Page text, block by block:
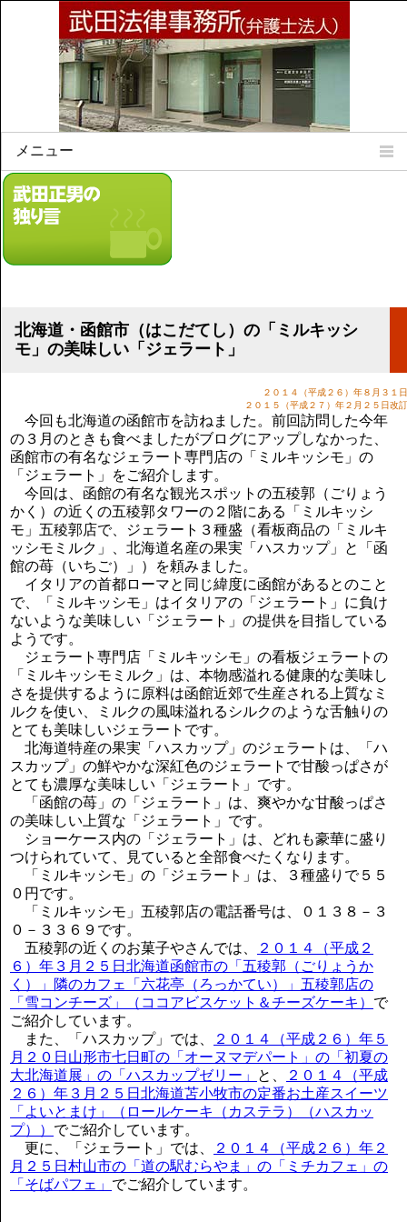
メニュー
Home
所属弁護士
法律相談案内
リンク集
気をつけたい法律のポイント
武田正男の独り言
北海道・函館市（はこだてし）の「ミルキッシ
モ」の美味しい「ジェラート」
２０１４（平成２６）年８月３１日
２０１５（平成２７）年２月２５日改訂
今回も北海道の函館市を訪ねました。前回訪問した今年
の３月のときも食べましたがブログにアップしなかった、
函館市の有名なジェラート専門店の「ミルキッシモ」の
「ジェラート」をご紹介します。
今回は、函館の有名な観光スポットの五稜郭（ごりょう
かく）の近くの五稜郭タワーの２階にある「ミルキッシ
モ」五稜郭店で、ジェラート３種盛（看板商品の「ミルキ
ッシモミルク」、北海道名産の果実「ハスカップ」と「函
館の苺（いちご）」）を頼みました。
イタリアの首都ローマと同じ緯度に函館があるとのこと
で、「ミルキッシモ」はイタリアの「ジェラート」に負け
ないような美味しい「ジェラート」の提供を目指している
ようです。
ジェラート専門店「ミルキッシモ」の看板ジェラートの
「ミルキッシモミルク」は、本物感溢れる健康的な美味し
さを提供するように原料は函館近郊で生産される上質なミ
ルクを使い、ミルクの風味溢れるシルクのような舌触りの
とても美味しいジェラートです。
北海道特産の果実「ハスカップ」のジェラートは、「ハ
スカップ」の鮮やかな深紅色のジェラートで甘酸っぱさが
とても濃厚な美味しい「ジェラート」です。
「函館の苺」の「ジェラート」は、爽やかな甘酸っぱさ
の美味しい上質な「ジェラート」です。
ショーケース内の「ジェラート」は、どれも豪華に盛り
つけられていて、見ていると全部食べたくなります。
「ミルキッシモ」の「ジェラート」は、３種盛りで５５
０円です。
「ミルキッシモ」五稜郭店の電話番号は、０１３８－３
０－３３６９です。
五稜郭の近くのお菓子やさんでは、
２０１４（平成２
６）年３月２５日北海道函館市の「五稜郭（ごりょうか
く）」隣のカフェ「六花亭（ろっかてい）」五稜郭店の
「雪コンチーズ」（ココアビスケット＆チーズケーキ） で
ご紹介しています。
また、「ハスカップ」では、
２０１４（平成２６）年５
月２０日山形市七日町の「オーヌマデパート」の「初夏の
大北海道展」の「ハスカップゼリー」
と、
２０１４（平成
２６）年３月２５日北海道苫小牧市の定番お土産スイーツ
「よいとまけ」（ロールケーキ（カステラ）（ハスカッ
プ）） でご紹介しています。
更に、「ジェラート」では、
２０１４（平成２６）年２
月２５日村山市の「道の駅むらやま」の「ミチカフェ」の
「そばパフェ」 でご紹介しています。